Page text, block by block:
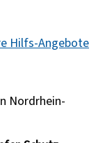
Hilfs-Angebote
Nordrhein-